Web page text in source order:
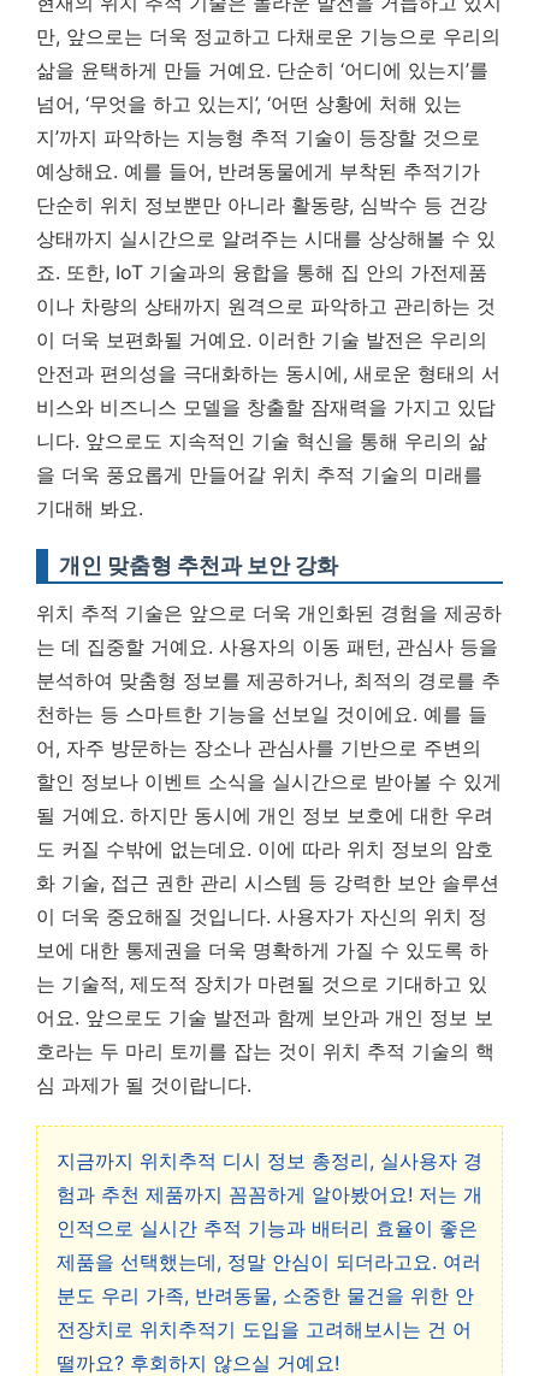
만, 앞으로는 더욱 정교하고 다채로운 기능으로 우리의
삶을 윤택하게 만들 거예요. 단순히 ‘어디에 있는지’를
넘어, ‘무엇을 하고 있는지’, ‘어떤 상황에 처해 있는
지’까지 파악하는 지능형 추적 기술이 등장할 것으로
예상해요. 예를 들어, 반려동물에게 부착된 추적기가
단순히 위치 정보뿐만 아니라 활동량, 심박수 등 건강
상태까지 실시간으로 알려주는 시대를 상상해볼 수 있
죠. 또한, IoT 기술과의 융합을 통해 집 안의 가전제품
이나 차량의 상태까지 원격으로 파악하고 관리하는 것
이 더욱 보편화될 거예요. 이러한 기술 발전은 우리의
안전과 편의성을 극대화하는 동시에, 새로운 형태의 서
비스와 비즈니스 모델을 창출할 잠재력을 가지고 있답
니다. 앞으로도 지속적인 기술 혁신을 통해 우리의 삶
을 더욱 풍요롭게 만들어갈 위치 추적 기술의 미래를
기대해 봐요.
개인 맞춤형 추천과 보안 강화
위치 추적 기술은 앞으로 더욱 개인화된 경험을 제공하
는 데 집중할 거예요. 사용자의 이동 패턴, 관심사 등을
분석하여 맞춤형 정보를 제공하거나, 최적의 경로를 추
천하는 등 스마트한 기능을 선보일 것이에요. 예를 들
어, 자주 방문하는 장소나 관심사를 기반으로 주변의
할인 정보나 이벤트 소식을 실시간으로 받아볼 수 있게
될 거예요. 하지만 동시에 개인 정보 보호에 대한 우려
도 커질 수밖에 없는데요. 이에 따라 위치 정보의 암호
화 기술, 접근 권한 관리 시스템 등 강력한 보안 솔루션
이 더욱 중요해질 것입니다. 사용자가 자신의 위치 정
보에 대한 통제권을 더욱 명확하게 가질 수 있도록 하
는 기술적, 제도적 장치가 마련될 것으로 기대하고 있
어요. 앞으로도 기술 발전과 함께 보안과 개인 정보 보
호라는 두 마리 토끼를 잡는 것이 위치 추적 기술의 핵
심 과제가 될 것이랍니다.
지금까지 위치추적 디시 정보 총정리, 실사용자 경
험과 추천 제품까지 꼼꼼하게 알아봤어요! 저는 개
인적으로 실시간 추적 기능과 배터리 효율이 좋은
제품을 선택했는데, 정말 안심이 되더라고요. 여러
분도 우리 가족, 반려동물, 소중한 물건을 위한 안
전장치로 위치추적기 도입을 고려해보시는 건 어
떨까요? 후회하지 않으실 거예요!